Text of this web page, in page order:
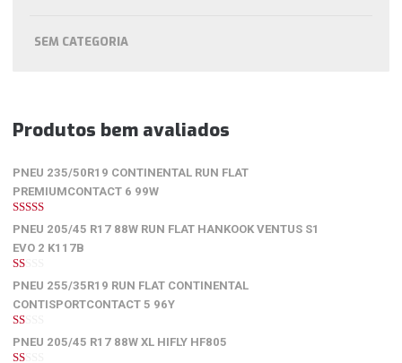
SEM CATEGORIA
Produtos bem avaliados
PNEU 235/50R19 CONTINENTAL RUN FLAT
PREMIUMCONTACT 6 99W
5de 5
PNEU 205/45 R17 88W RUN FLAT HANKOOK VENTUS S1
EVO 2 K117B
1
de
5
PNEU 255/35R19 RUN FLAT CONTINENTAL
CONTISPORTCONTACT 5 96Y
1
de
PNEU 205/45 R17 88W XL HIFLY HF805